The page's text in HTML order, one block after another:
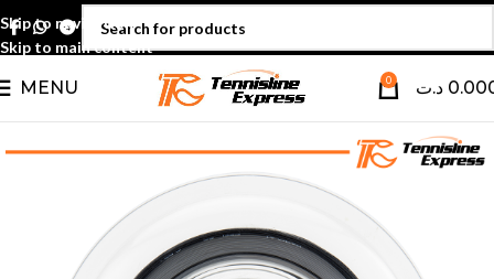
Skip to navigation
Skip to main content
MENU 0 د.ت